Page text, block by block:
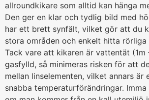
allroundkikare som alltid kan hänga
Den ger en klar och tydlig bild med
har ett brett synfält, vilket gör att du
stora områden och enkelt hitta rörliga
Tack vare att kikaren är vattentät (1m
gasfylld, så minimeras risken för att
mellan linselementen, vilket annars är
snabba temperaturförändringar.